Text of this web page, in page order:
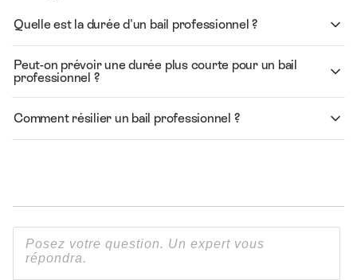
Quelle est la durée d'un bail professionnel ?
Peut-on prévoir une durée plus courte pour un bail
professionnel ?
Comment résilier un bail professionnel ?